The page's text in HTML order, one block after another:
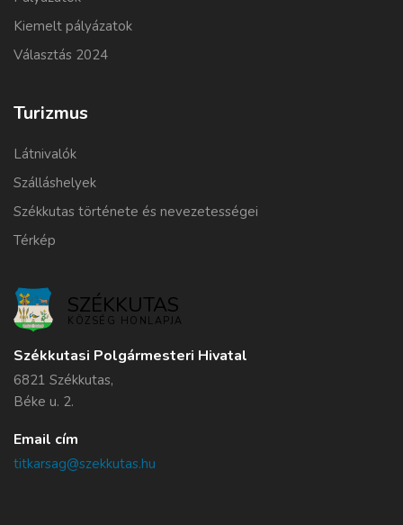
Kiemelt pályázatok
Választás 2024
Turizmus
Látnivalók
Szálláshelyek
Székkutas története és nevezetességei
Térkép
SZÉKKUTAS
KÖZSÉG HONLAPJA
Székkutasi Polgármesteri Hivatal
6821 Székkutas,
Béke u. 2.
Email cím
titkarsag@szekkutas.hu